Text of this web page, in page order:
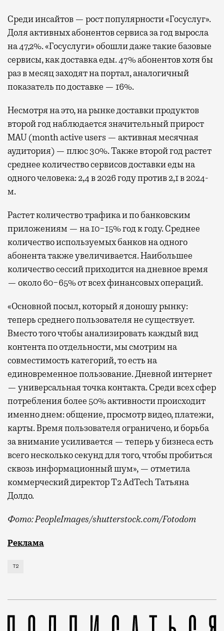
Среди инсайтов — рост популярности «Госуслуг».
Доля активных абонентов сервиса за год выросла
на 47,2%. «Госуслуги» обошли даже такие базовые
сервисы, как доставка еды. 47% абонентов хотя бы
раз в месяц заходят на портал, аналогичный
показатель по доставке — 16%.
Несмотря на это, на рынке доставки продуктов
второй год наблюдается значительный прирост
MAU (month active users — активная месячная
аудитория) — плюс 30%. Также второй год растет
среднее количество сервисов доставки еды на
одного человека: 2,4 в 2026 году против 2,1 в 2024-
м.
Растет количество трафика и по банковским
приложениям — на 10−15% год к году. Среднее
количество используемых банков на одного
абонента также увеличивается. Наибольшее
количество сессий приходится на дневное время
— около 60−65% от всех финансовых операций.
«Основной посыл, который я доношу рынку:
теперь среднего пользователя не существует.
Вместо того чтобы анализировать каждый вид
контента по отдельности, мы смотрим на
совместимость категорий, то есть на
единовременное пользование. Дневной интернет
— универсальная точка контакта. Среди всех сфер
потребления более 50% активности происходит
именно днем: общение, просмотр видео, платежи,
карты. Время пользователя ограничено, и борьба
за внимание усиливается — теперь у бизнеса есть
всего несколько секунд для того, чтобы пробиться
сквозь информационный шум», — отметила
коммерческий директор Т2 AdTech Татьяна
Долдо.
Фото: PeopleImages/shutterstock.com/Fotodom
Мобильный оператор Т2 изучил модели интернет-
Реклама
Т2